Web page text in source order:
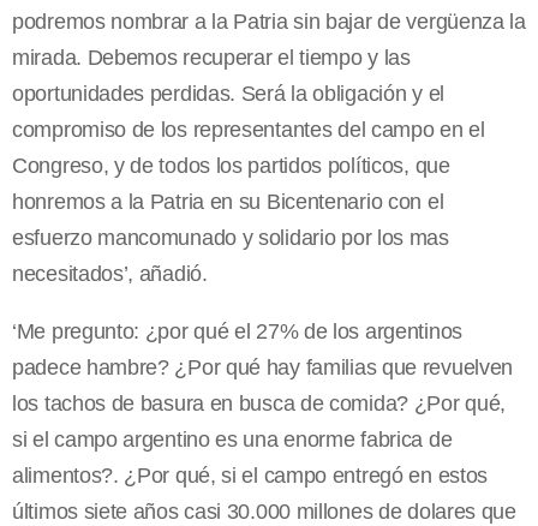
podremos nombrar a la Patria sin bajar de vergüenza la
mirada. Debemos recuperar el tiempo y las
oportunidades perdidas. Será la obligación y el
compromiso de los representantes del campo en el
Congreso, y de todos los partidos políticos, que
honremos a la Patria en su Bicentenario con el
esfuerzo mancomunado y solidario por los mas
necesitados’, añadió.
‘Me pregunto: ¿por qué el 27% de los argentinos
padece hambre? ¿Por qué hay familias que revuelven
los tachos de basura en busca de comida? ¿Por qué,
si el campo argentino es una enorme fabrica de
alimentos?. ¿Por qué, si el campo entregó en estos
últimos siete años casi 30.000 millones de dolares que